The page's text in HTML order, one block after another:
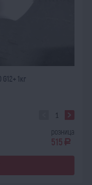
1кг
розница
515 a